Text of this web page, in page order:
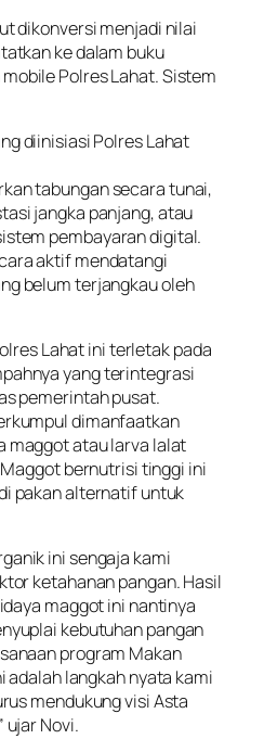
dikonversi menjadi nilai
ke dalam buku
Polres Lahat. Sistem
diinisiasi Polres Lahat
tabungan secara tunai,
jangka panjang, atau
pembayaran digital.
aktif mendatangi
belum terjangkau oleh
Lahat ini terletak pada
yang terintegrasi
pemerintah pusat.
dimanfaatkan
maggot atau larva lalat
bernutrisi tinggi ini
pakan alternatif untuk
ini sengaja kami
ketahanan pangan. Hasil
maggot ini nantinya
kebutuhan pangan
program Makan
adalah langkah nyata kami
mendukung visi Asta
ujar Novi.